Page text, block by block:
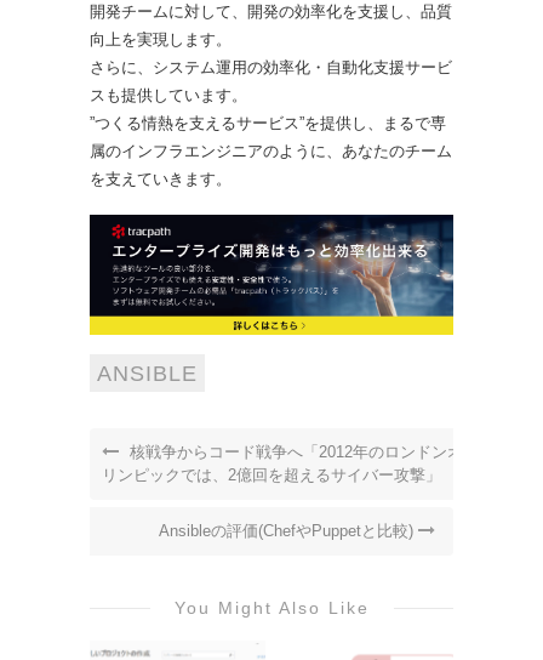
開発チームに対して、開発の効率化を支援し、品質
向上を実現します。
さらに、システム運用の効率化・自動化支援サービ
スも提供しています。
”つくる情熱を支えるサービス”を提供し、まるで専
属のインフラエンジニアのように、あなたのチーム
を支えていきます。
ANSIBLE
核戦争からコード戦争へ「2012年のロンドンオ
リンピックでは、2億回を超えるサイバー攻撃」
Ansibleの評価(ChefやPuppetと比較)
You Might Also Like